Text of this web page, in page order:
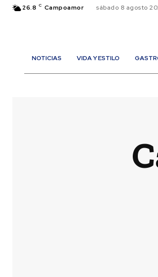
26.8 C Campoamor sábado 8 agosto
NOTICIAS VIDA Y ESTILO